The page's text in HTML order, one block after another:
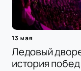
13 мая
Ледовый
история